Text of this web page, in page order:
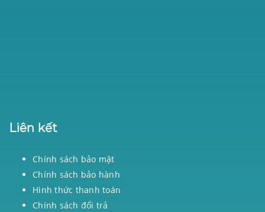
Liên kết
Chính sách bảo mật
Chính sách bảo hành
Hình thức thanh toán
Chính sách đổi trả